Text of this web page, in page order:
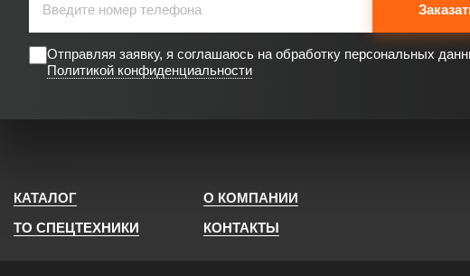
Отправляя заявку, я соглашаюсь на обработку персональных
Политикой конфиденциальности
КАТАЛОГ
О КОМПАНИИ
ТО СПЕЦТЕХНИКИ
КОНТАКТЫ